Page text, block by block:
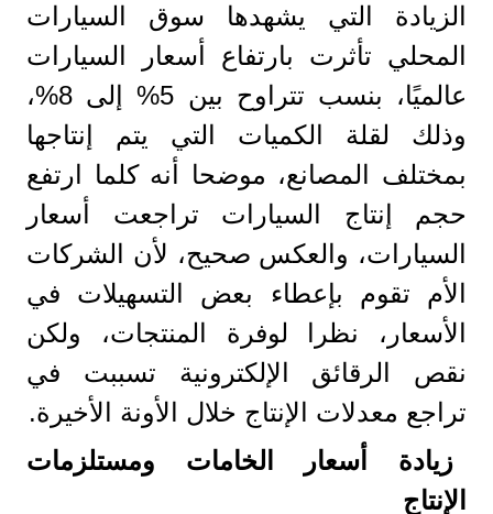
الزيادة التي يشهدها سوق السيارات
المحلي تأثرت بارتفاع أسعار السيارات
عالميًا، بنسب تتراوح بين 5% إلى 8%،
وذلك لقلة الكميات التي يتم إنتاجها
بمختلف المصانع، موضحا أنه كلما ارتفع
حجم إنتاج السيارات تراجعت أسعار
السيارات، والعكس صحيح، لأن الشركات
الأم تقوم بإعطاء بعض التسهيلات في
الأسعار، نظرا لوفرة المنتجات، ولكن
نقص الرقائق الإلكترونية تسببت في
تراجع معدلات الإنتاج خلال الأونة الأخيرة.
زيادة أسعار الخامات ومستلزمات
الإنتاج